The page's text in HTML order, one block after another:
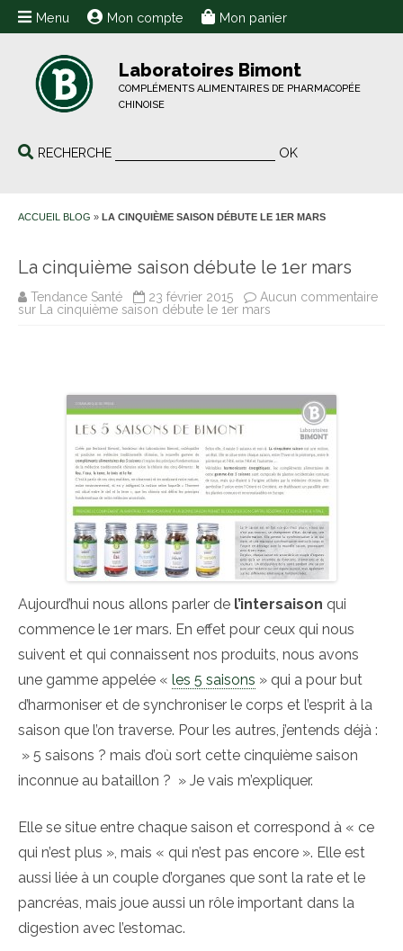
Laboratoires Bimont
COMPLÉMENTS ALIMENTAIRES DE PHARMACOPÉE
CHINOISE
RECHERCHE OK
ACCUEIL BLOG » LA CINQUIÈME SAISON DÉBUTE LE 1ER MARS
La cinquième saison débute le 1er mars
Tendance Santé 23 février 2015
Aucun commentaire
sur La cinquième saison débute le 1er mars
Aujourd’hui nous allons parler de l’intersaison qui
commence le 1er mars. En effet pour ceux qui nous
suivent et qui connaissent nos produits, nous avons
une gamme appelée « les 5 saisons » qui a pour but
d’harmoniser et de synchroniser le corps et l’esprit à la
saison que l’on traverse. Pour les autres, j’entends déjà :
» 5 saisons ? mais d’où sort cette cinquième saison
inconnue au bataillon ? » Je vais m’expliquer.
Elle se situe entre chaque saison et correspond à « ce
qui n’est plus », mais « qui n’est pas encore ». Elle est
aussi liée à un couple d’organes que sont la rate et le
pancréas, mais joue aussi un rôle important dans la
digestion avec l’estomac.
Menu Mon compte Mon panier